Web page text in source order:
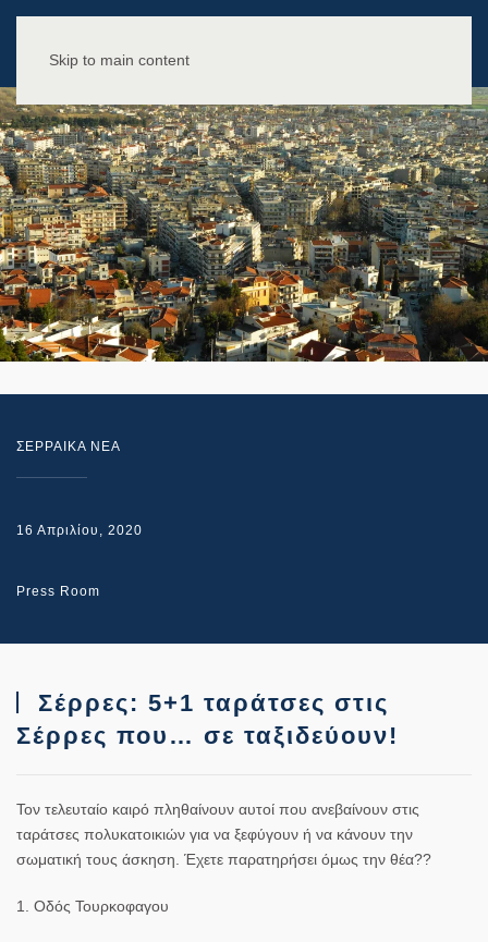
Skip to main content
ΣΕΡΡΑΙΚΑ ΝΕΑ
16 Απριλίου, 2020
Press Room
Σέρρες: 5+1 ταράτσες στις
Σέρρες που… σε ταξιδεύουν!
Τον τελευταίο καιρό πληθαίνουν αυτοί που ανεβαίνουν στις
ταράτσες πολυκατοικιών για να ξεφύγουν ή να κάνουν την
σωματική τους άσκηση. Έχετε παρατηρήσει όμως την θέα??
1. Οδός Τουρκοφαγου